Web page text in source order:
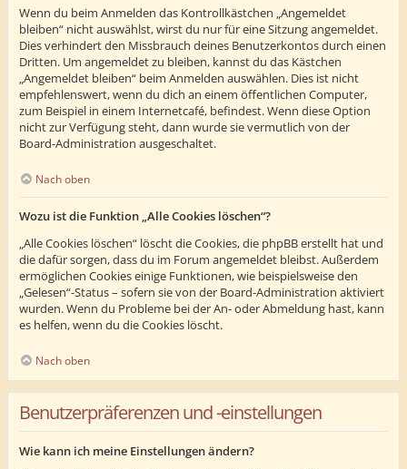
Wenn du beim Anmelden das Kontrollkästchen „Angemeldet
bleiben“ nicht auswählst, wirst du nur für eine Sitzung angemeldet.
Dies verhindert den Missbrauch deines Benutzerkontos durch einen
Dritten. Um angemeldet zu bleiben, kannst du das Kästchen
„Angemeldet bleiben“ beim Anmelden auswählen. Dies ist nicht
empfehlenswert, wenn du dich an einem öffentlichen Computer,
zum Beispiel in einem Internetcafé, befindest. Wenn diese Option
nicht zur Verfügung steht, dann wurde sie vermutlich von der
Board-Administration ausgeschaltet.
Nach oben
Wozu ist die Funktion „Alle Cookies löschen“?
„Alle Cookies löschen“ löscht die Cookies, die phpBB erstellt hat und
die dafür sorgen, dass du im Forum angemeldet bleibst. Außerdem
ermöglichen Cookies einige Funktionen, wie beispielsweise den
„Gelesen“-Status – sofern sie von der Board-Administration aktiviert
wurden. Wenn du Probleme bei der An- oder Abmeldung hast, kann
es helfen, wenn du die Cookies löscht.
Nach oben
Benutzerpräferenzen und -einstellungen
Wie kann ich meine Einstellungen ändern?